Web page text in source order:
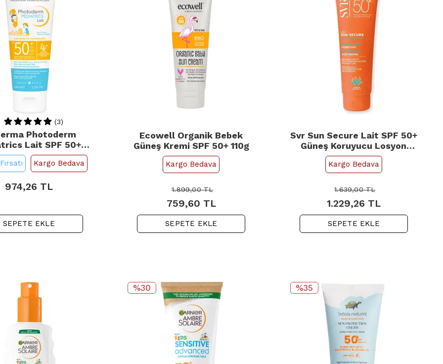
(3)
Photoderm
Lait SPF 50+
Çocuk Güneş Kremi
100mlKargo Bedava
974,26 TL
SEPETE EKLE
Ecowell Organik Bebek
Güneş Kremi SPF 50+ 110g
Kargo Bedava
1.899,00TL
759,60 TL
SEPETE EKLE
Svr Sun Secure Lait SPF 50+
Güneş Koruyucu Losyon
250ml
Kargo Bedava
1.639,00TL
1.229,26 TL
SEPETE EKLE
%30 %35